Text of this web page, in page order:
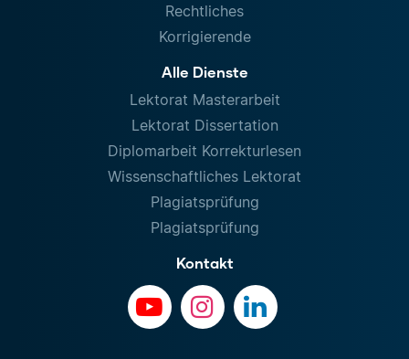
Rechtliches
Korrigierende
Alle Dienste
Lektorat Masterarbeit
Lektorat Dissertation
Diplomarbeit Korrekturlesen
Wissenschaftliches Lektorat
Plagiatsprüfung
Plagiatsprüfung
Kontakt